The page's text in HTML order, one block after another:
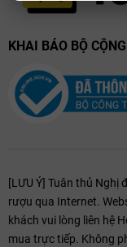
KHAI BÁO BỘ
[LƯU Ý] Tuân thủ Nghị
rượu qua Internet.
khách vui lòng liên hệ
mua trực tiếp. Không